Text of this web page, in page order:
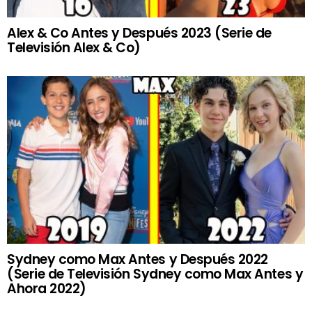
Alex & Co Antes y Después 2023 (Serie de
Televisión Alex & Co)
Sydney como Max Antes y Después 2022
(Serie de Televisión Sydney como Max Antes y
Ahora 2022)